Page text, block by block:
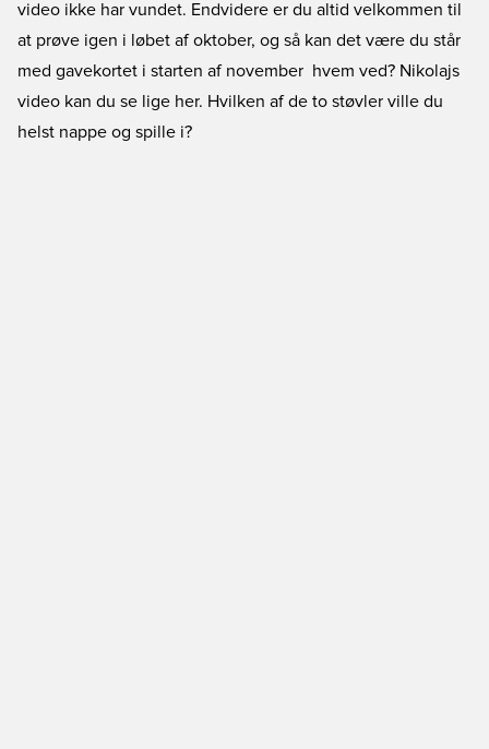
video ikke har vundet. Endvidere er du altid velkommen til
at prøve igen i løbet af oktober, og så kan det være du står
med gavekortet i starten af november  hvem ved? Nikolajs
video kan du se lige her. Hvilken af de to støvler ville du
helst nappe og spille i?